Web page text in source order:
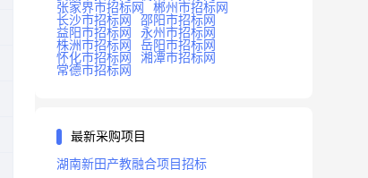
张家界市招标网
郴州市招标网
长沙市招标网
邵阳市招标网
益阳市招标网
永州市招标网
株洲市招标网
岳阳市招标网
怀化市招标网
湘潭市招标网
常德市招标网
最新采购项目
湖南新田产教融合项目招标